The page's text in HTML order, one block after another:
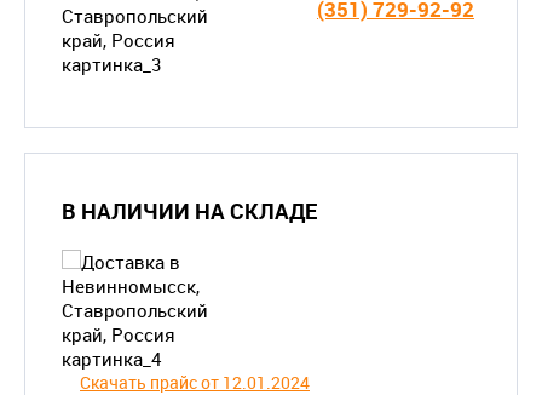
(351) 729-92-92
В НАЛИЧИИ НА СКЛАДЕ
Скачать прайс от 12.01.2024